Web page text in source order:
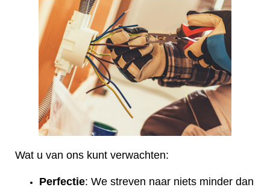
Wat u van ons kunt verwachten:
Perfectie: We streven naar niets minder dan